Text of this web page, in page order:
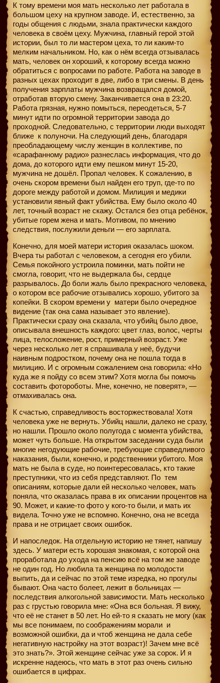
К тому времени моя мать несколько лет работала в
большом цеху на крупном заводе. И, естественно, за
годы общения с людьми, знала практически каждого
человека в своём цеху. Мужчина, главный герой этой
истории, был то ли мастером цеха, то ли каким-то
мелким начальником. Но, как о нём всегда отзывалась
мать, человек он хороший, к которому всегда можно
обратиться с вопросами по работе. Работа на заводе в
разных цехах проходит в две, либо в три смены. В день
получения зарплаты мужчина возвращался домой,
отработав вторую смену. Заканчивается она в 23:20.
Работа грязная, нужно помыться, переодеться, 5-7
минут идти по огромной территории завода до
проходной. Следовательно, с территории люди выходят
ближе к полуночи. На следующий день, благодаря
преобладающему числу женщин в коллективе, по
«сарафанному радио» разнеслась информация, что до
дома, до которого идти ему пешком минут 15-20,
мужчина не дошёл. Пропал человек. К сожалению, в
очень скором времени был найден его труп, где-то по
дороге между работой и домом. Милиция и медики
установили явный факт убийства. Ему было около 40
лет, точный возраст не скажу. Остался без отца ребёнок,
убитые горем жена и мать. Мотивом, по мнению
следствия, послужили деньги — его зарплата.
Конечно, для моей матери история оказалась шоком.
Вчера ты работал с человеком, а сегодня его убили.
Семья покойного устроила поминки, мать пойти не
смогла, говорит, что не выдержала бы, сердце
разрывалось. До боли жаль было прекрасного человека,
о котором все рабочие отзывались хорошо, убитого за
копейки. В скором времени у матери было очередное
видение (так она сама называет это явление).
Практически сразу она сказала, что убийц было двое,
описывала внешность каждого: цвет глаз, волос, черты
лица, телосложение, рост, примерный возраст. Уже
через несколько лет я спрашивала у неё, будучи
наивным подростком, почему она не пошла тогда в
милицию. И с огромным сожалением она говорила: «Но
куда же я пойду со всем этим? Хотя могла бы помочь
составить фотороботы. Мне, конечно, не поверят», —
отмахивалась она.
К счастью, справедливость восторжествовала! Хотя
человека уже не вернуть. Убийц нашли, далеко не сразу,
но нашли. Прошло около полугода с момента убийства,
может чуть больше. На открытом заседании суда были
многие негодующие рабочие, требующие справедливого
наказания, были, конечно, и родственники убитого. Моя
мать не была в суде, но поинтересовалась, кто такие
преступники, что из себя представляют. По тем
описаниям, которые дали ей несколько человек, мать
поняла, что оказалась права в их описании процентов на
90. Может, и какие-то фото у кого-то были, и мать их
видела. Точно уже не вспомню. Конечно, она не всегда
права и не отрицает своих ошибок.
И напоследок. На отдельную историю не тянет, напишу
здесь. У матери есть хорошая знакомая, с которой она
проработала до ухода на пенсию всё на том же заводе
не один год. Но любила та женщина по молодости
выпить, да и сейчас по этой теме изредка, но прогулы
бывают. Она часто болеет, лежит в больницах —
последствия алкогольной зависимости. Мать несколько
раз с грустью говорила мне: «Она вся больная. Я вижу,
что её не станет в 50 лет. Но ей-то я сказать не могу (как
мы все понимаем, по соображениям морали и
возможной ошибки, да и чтоб женщина не дала себе
негативную настройку на этот возраст)! Зачем мне всё
это знать?». Этой женщине сейчас уже за сорок. И я
искренне надеюсь, что мать в этот раз очень сильно
ошибается в цифрах.